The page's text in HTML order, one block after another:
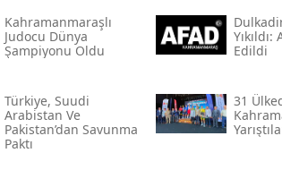
Kahramanmaraşlı
Judocu Dünya
Şampiyonu Oldu
Edildi
Türkiye, Suudi
Arabistan Ve
Pakistan’dan Savunma
Paktı
31